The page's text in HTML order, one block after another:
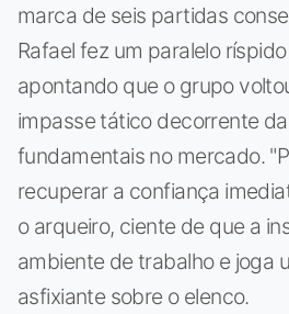
marca de seis partidas
Rafael fez um paralelo
apontando que o grupo
impasse tático decorrente
fundamentais no mercado.
recuperar a confiança
o arqueiro, ciente de que a
ambiente de trabalho e joga
asfixiante sobre o elenco.